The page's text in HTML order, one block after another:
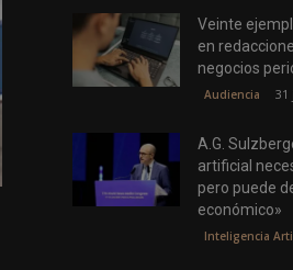
Veinte
en
negocios
Audiencia 31
A.G.
artificial
pero puede
económico»
Inteligencia